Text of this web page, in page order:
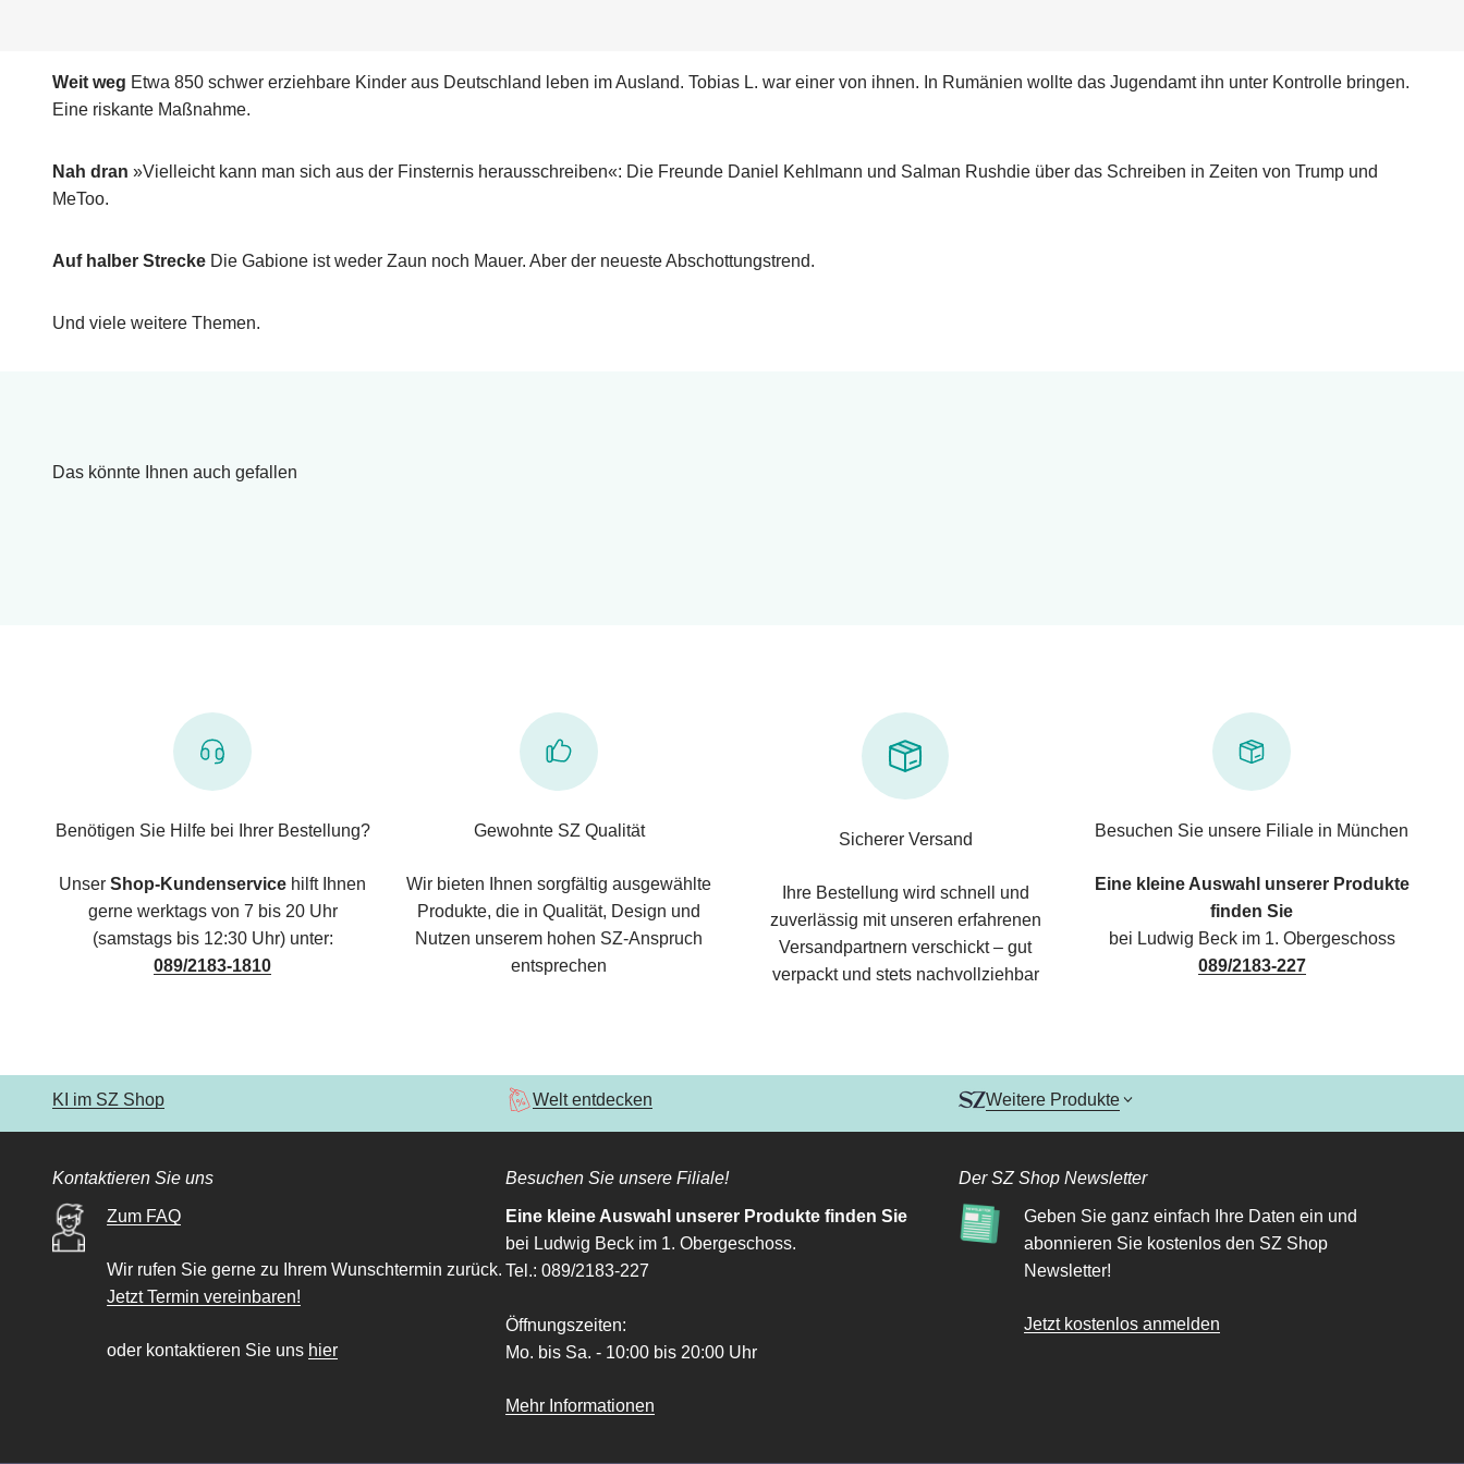
Weit weg Etwa 850 schwer erziehbare Kinder aus Deutschland leben im Ausland. Tobias L. war einer von ihnen. In Rumänien wollte das Jugendamt ihn unter Kontrolle bringen.
Eine riskante Maßnahme.
Nah dran »Vielleicht kann man sich aus der Finsternis herausschreiben«: Die Freunde Daniel Kehlmann und Salman Rushdie über das Schreiben in Zeiten von Trump und
MeToo.
Auf halber Strecke Die Gabione ist weder Zaun noch Mauer. Aber der neueste Abschottungstrend.
Und viele weitere Themen.
Das könnte Ihnen auch gefallen
Benötigen Sie Hilfe bei Ihrer Bestellung?
Unser Shop-Kundenservice hilft Ihnen
gerne werktags von 7 bis 20 Uhr
(samstags bis 12:30 Uhr) unter:
089/2183-1810
Gewohnte SZ Qualität
Wir bieten Ihnen sorgfältig ausgewählte
Produkte, die in Qualität, Design und
Nutzen unserem hohen SZ-Anspruch
entsprechen
Sicherer Versand
Ihre Bestellung wird schnell und
zuverlässig mit unseren erfahrenen
Versandpartnern verschickt – gut
verpackt und stets nachvollziehbar
Besuchen Sie unsere Filiale in München
Eine kleine Auswahl unserer Produkte
finden Sie
bei Ludwig Beck im 1. Obergeschoss
089/2183-227
KI im SZ Shop Welt entdecken Weitere Produkte
Kontaktieren Sie uns
Zum FAQ
Wir rufen Sie gerne zu Ihrem Wunschtermin zurück.
Jetzt Termin vereinbaren!
oder kontaktieren Sie uns hier
Besuchen Sie unsere Filiale!
Eine kleine Auswahl unserer Produkte finden Sie
bei Ludwig Beck im 1. Obergeschoss.
Tel.: 089/2183-227
Öffnungszeiten:
Mo. bis Sa. - 10:00 bis 20:00 Uhr
Mehr Informationen
Der SZ Shop Newsletter
Geben Sie ganz einfach Ihre Daten ein und
abonnieren Sie kostenlos den SZ Shop
Newsletter!
Jetzt kostenlos anmelden